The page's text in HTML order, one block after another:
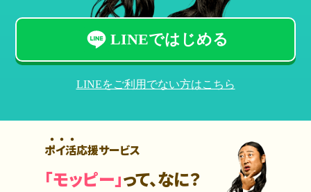
LINEではじめる
LINEをご利用でない方はこちら
ポイ活応援サービス
「モッピー」って、なに？